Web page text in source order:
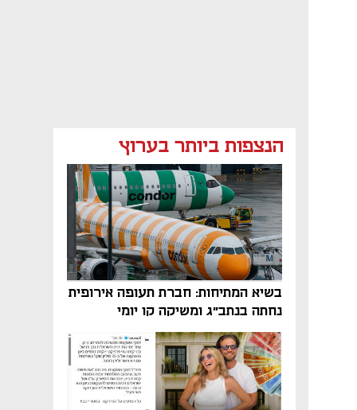
הנצפות ביותר בערוץ
בשיא המתיחות: חברת תעופה אירופית
נחתה בנתב"ג ומשיקה קו יומי